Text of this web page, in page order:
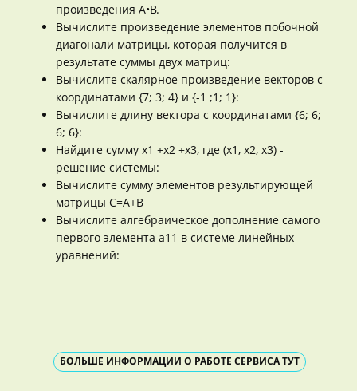
произведения A•B.
Вычислите произведение элементов побочной
диагонали матрицы, которая получится в
результате суммы двух матриц:
Вычислите скалярное произведение векторов с
координатами {7; 3; 4} и {-1 ;1; 1}:
Вычислите длину вектора с координатами {6; 6;
6; 6}:
Найдите сумму x1 +x2 +x3, где (x1, x2, x3) -
решение системы:
Вычислите сумму элементов результирующей
матрицы C=A+B
Вычислите алгебраическое дополнение самого
первого элемента a11 в системе линейных
уравнений:
БОЛЬШЕ ИНФОРМАЦИИ О РАБОТЕ СЕРВИСА ТУТ